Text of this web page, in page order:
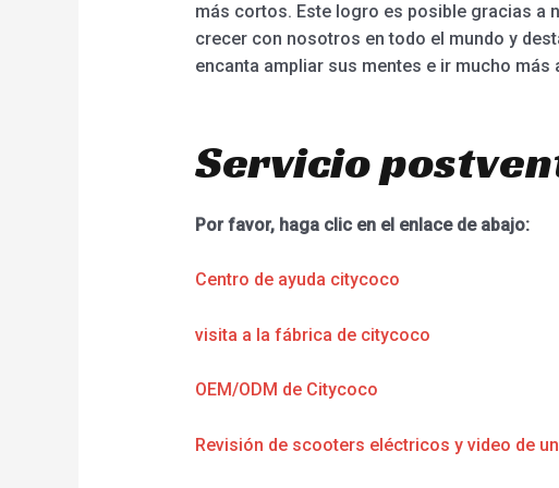
más cortos. Este logro es posible gracias a
crecer con nosotros en todo el mundo y
encanta ampliar sus mentes e ir mucho más
Servicio
Por favor, haga clic en el enlace de abajo:
Centro de ayuda citycoco
visita a la fábrica de citycoco
OEM/ODM de Citycoco
Revisión de scooters eléctricos y video de